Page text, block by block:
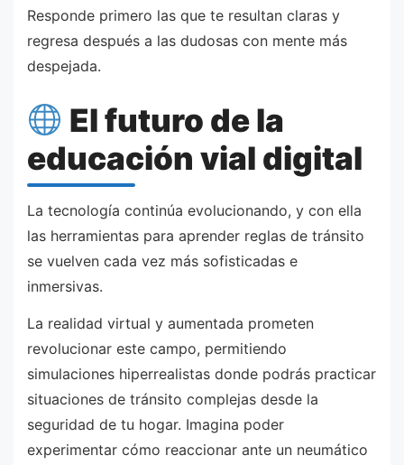
Responde primero las que te resultan claras y
regresa después a las dudosas con mente más
despejada.
El futuro de la
educación vial digital
La tecnología continúa evolucionando, y con ella
las herramientas para aprender reglas de tránsito
se vuelven cada vez más sofisticadas e
inmersivas.
La realidad virtual y aumentada prometen
revolucionar este campo, permitiendo
simulaciones hiperrealistas donde podrás practicar
situaciones de tránsito complejas desde la
seguridad de tu hogar. Imagina poder
experimentar cómo reaccionar ante un neumático